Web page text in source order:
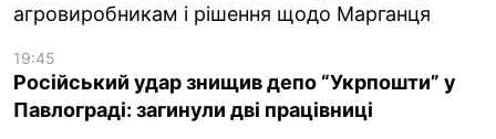
агровиробникам і рішення щодо Марганця
19:45
Російський удар знищив депо “Укрпошти” у
Павлограді: загинули дві працівниці